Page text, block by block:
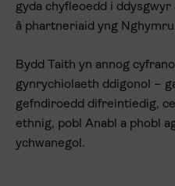
gyda chyfleoedd i
â phartneriaid yng
Bydd Taith yn annog
gynrychiolaeth ddigonol –
gefndiroedd difreintiedig,
ethnig, pobl Anabl a phobl
ychwanegol.